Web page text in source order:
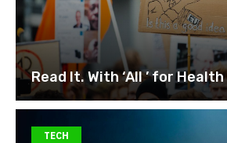
Read It. With ‘All ’ for
TECH